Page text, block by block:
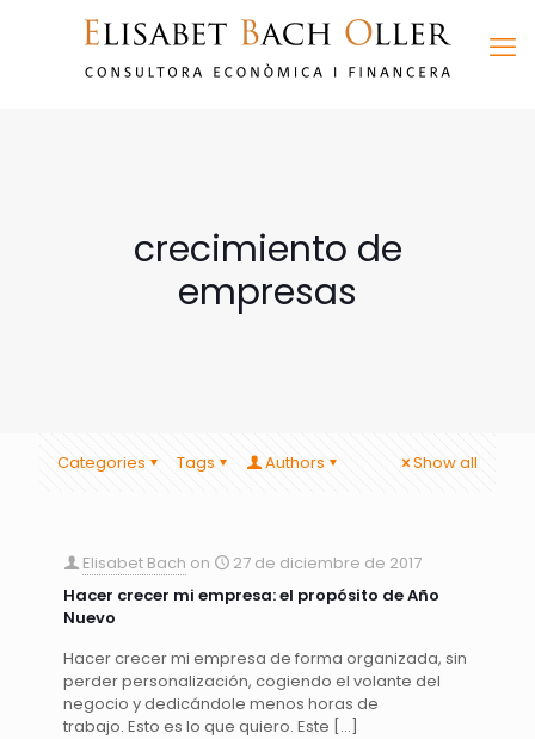
crecimiento de
empresas
Categories Tags Authors Show all
Elisabet Bach on
27 de diciembre de 2017
Hacer crecer mi empresa: el propósito de Año
Nuevo
Hacer crecer mi empresa de forma organizada, sin
perder personalización, cogiendo el volante del
negocio y dedicándole menos horas de
trabajo. Esto es lo que quiero. Este […]